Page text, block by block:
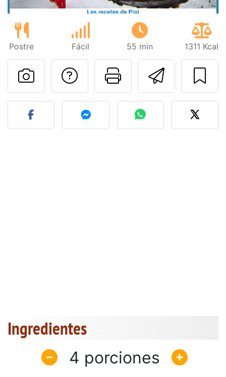
Postre Fácil 55 min 1311 Kcal
Imprimir
Preguntar al autor
Publicar la foto de esta
Ingredientes
4